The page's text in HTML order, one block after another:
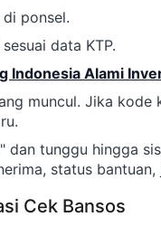
ponsel.
data KTP.
Indonesia Alami
muncul. Jika
dan tunggu hingga
status
Cek Bansos